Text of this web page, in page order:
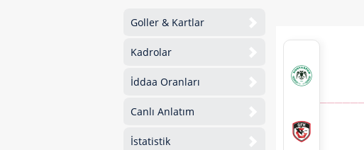
Goller & Kartlar
Kadrolar
İddaa Oranları
Canlı Anlatım
İstatistik